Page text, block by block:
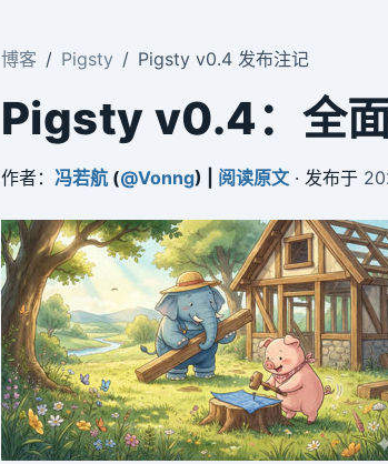
博客 Pigsty Pigsty v0.4 发布注记
Pigsty v0.4：全
作者： 冯若航 (@Vonng) | 阅读原文 · 发布于